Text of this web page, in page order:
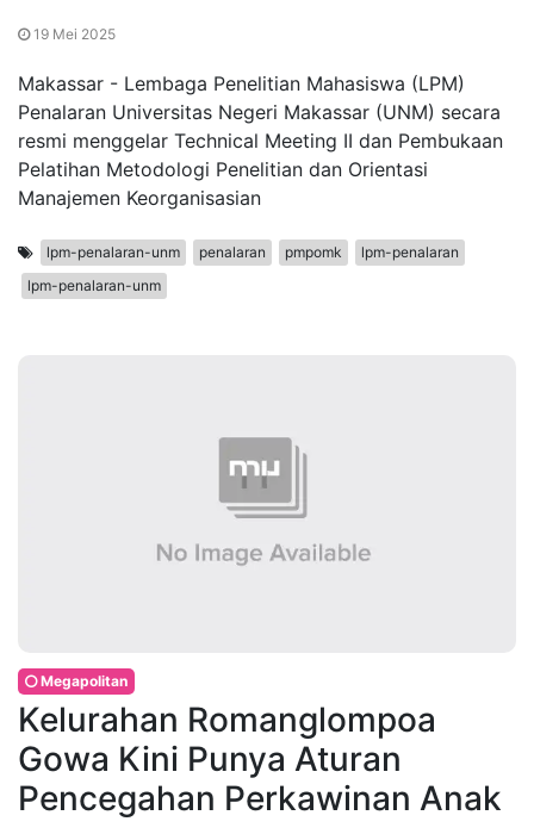
19 Mei 2025
Makassar - Lembaga Penelitian Mahasiswa (LPM)
Penalaran Universitas Negeri Makassar (UNM) secara
resmi menggelar Technical Meeting II dan Pembukaan
Pelatihan Metodologi Penelitian dan Orientasi
Manajemen Keorganisasian
lpm-penalaran-unm penalaran pmpomk
lpm-penalaran
lpm-penalaran-unm
Megapolitan
Kelurahan Romanglompoa
Gowa Kini Punya Aturan
Pencegahan Perkawinan Anak